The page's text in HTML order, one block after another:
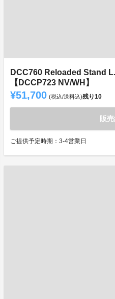
DCC760 Reloaded Stand
【DCCP723 NV/WH】
¥51,700 (税込/送料込)残り10
販
ご提供予定時期：3-4営業日